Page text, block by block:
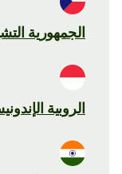
الجمهورية
الروبية